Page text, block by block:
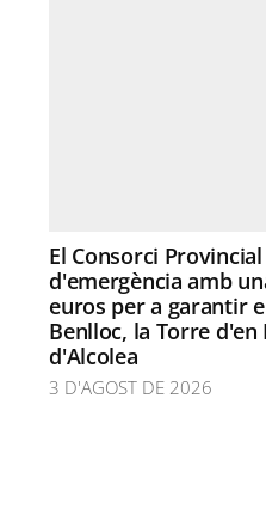
El Consorci
d'emergència amb
euros per a garantir
Benlloc, la Torre d'en
d'Alcolea
3 D'AGOST DE 2026